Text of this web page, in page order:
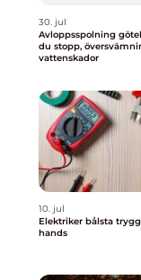
30. jul
Avloppsspolning göteborg så
du stopp,
vattenskador
10. jul
Elektriker bålsta trygg elhjälp nära till
hands